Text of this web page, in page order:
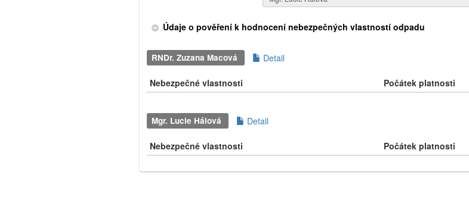
Údaje o pověření k hodnocení nebezpečných vlastností odpadu
RNDr. Zuzana Macová Detail
Nebezpečné vlastnosti Počátek platnosti
Mgr. Lucie Hálová Detail
Nebezpečné vlastnosti Počátek platnosti